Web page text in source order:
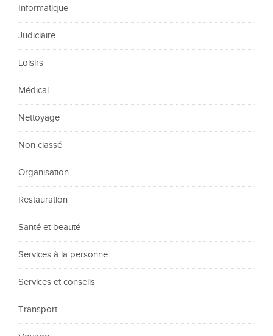
Informatique
Judiciaire
Loisirs
Médical
Nettoyage
Non classé
Organisation
Restauration
Santé et beauté
Services à la personne
Services et conseils
Transport